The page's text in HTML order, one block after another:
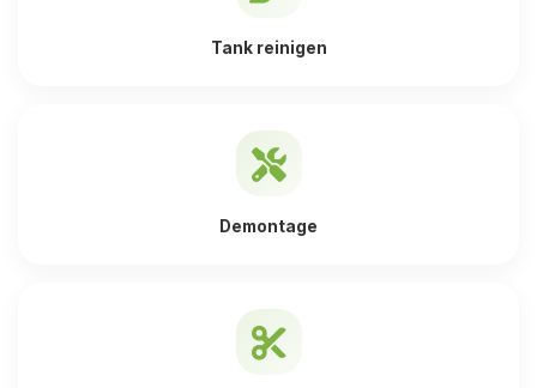
Tank reinigen
Demontage